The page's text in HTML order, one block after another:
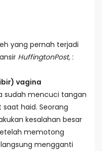
yang pernah terjadi
HuffingtonPost, :
vagina
sudah mencuci tangan
haid. Seorang
kesalahan besar
memotong
mengganti